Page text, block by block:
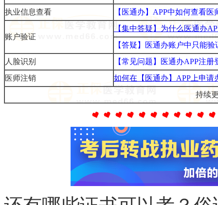
执业信息查看
【医通办】APP中如何查看
账户验证
【集中答疑】为什么医通办
【答疑】医通办账户中只能
人脸识别
【常见问题】医通办APP注
医师注销
如何在【医通办】APP上申
持续